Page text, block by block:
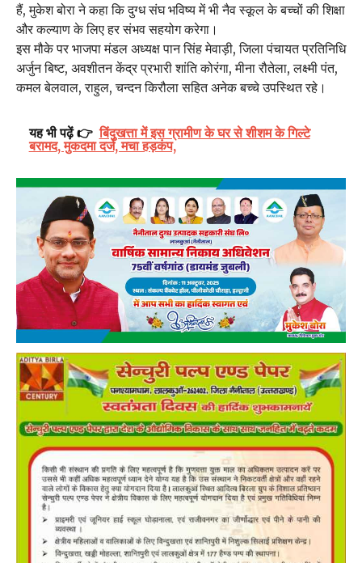
हैं, मुकेश बोरा ने कहा कि दुग्ध संघ भविष्य में भी नैव स्कूल के बच्चों की शिक्षा
और कल्याण के लिए हर संभव सहयोग करेगा।
इस मौके पर भाजपा मंडल अध्यक्ष पान सिंह मेवाड़ी, जिला पंचायत प्रतिनिधि
अर्जुन बिष्ट, अवशीतन केंद्र प्रभारी शांति कोरंगा, मीना रौतेला, लक्ष्मी पंत,
कमल बेलवाल, राहुल, चन्दन किरौला सहित अनेक बच्चे उपस्थित रहे।
यह भी पढ़ें 👉 बिंदुखत्ता में इस ग्रामीण के घर से शीशम के गिल्टे
बरामद, मुकदमा दर्ज, मचा हड़कंप,